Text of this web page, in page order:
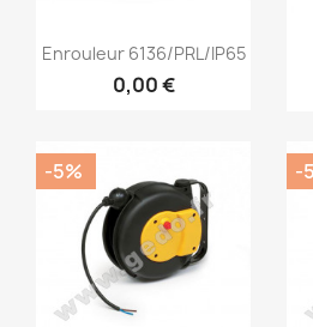
Aperçu rapide
Enrouleur 6136/PRL/IP65
0,00 €
-5% -